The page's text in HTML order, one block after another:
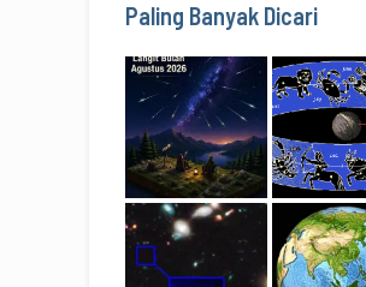
Paling Banyak Dicari